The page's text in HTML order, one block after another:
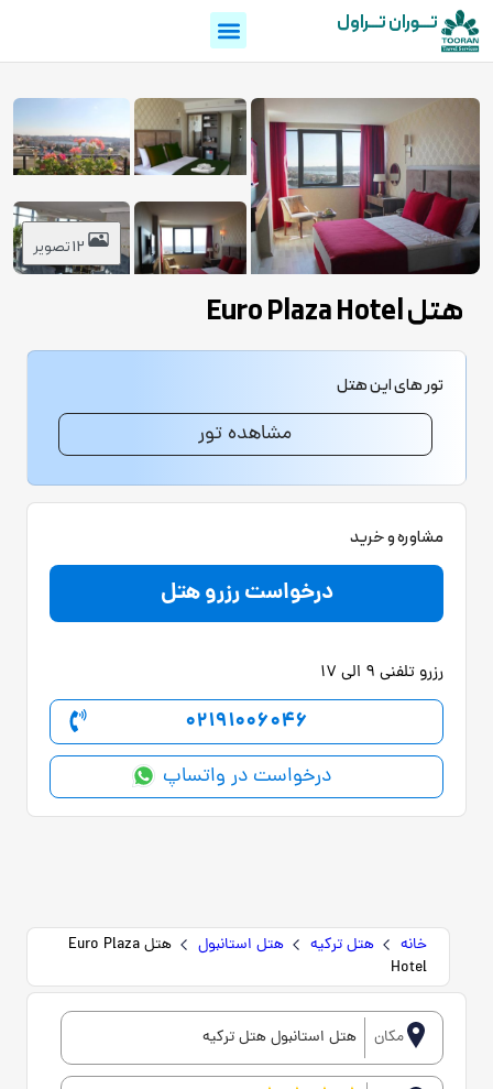
تـــوران تـــراول
12 تصویر
هتل Euro Plaza Hotel
خانه هتل ترکیه هتل استانبول
هتل Euro Plaza
Hotel
مکان هتل استانبول هتل ترکیه
تور های این هتل
مشاهده تور
مشاوره و خرید
درخواست رزرو هتل
رزرو تلفنی 9 الی 17
02191006046
درخواست در واتساپ